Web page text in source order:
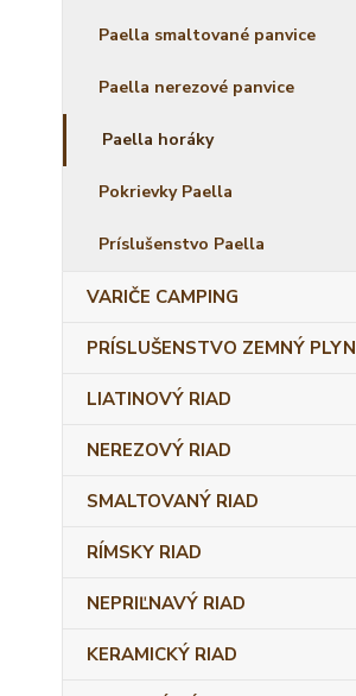
Paella smaltované panvice
Paella nerezové panvice
Paella horáky
Pokrievky Paella
Príslušenstvo Paella
VARIČE CAMPING
PRÍSLUŠENSTVO ZEMNÝ PLYN
LIATINOVÝ RIAD
NEREZOVÝ RIAD
SMALTOVANÝ RIAD
RÍMSKY RIAD
NEPRIĽNAVÝ RIAD
KERAMICKÝ RIAD